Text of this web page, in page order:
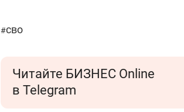
#сво
Читайте БИЗНЕС Online
в Telegram